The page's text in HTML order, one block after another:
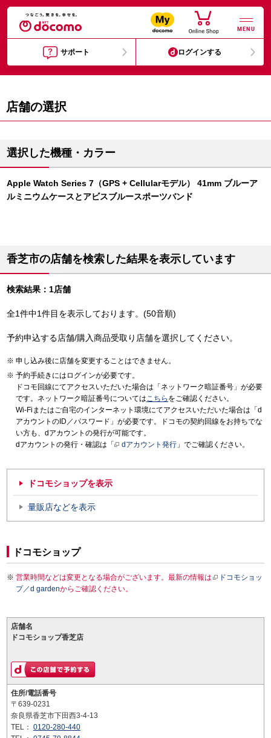
MENU
サポート ログインする
店舗の選択
選択した機種・カラー
Apple Watch Series 7（GPS + Cellularモデル） 41mm ブルーア
ルミニウムケースとアビスブルースポーツバンド
香芝市の店舗を検索した結果を表示しています
検索結果：1店舗
全1件中1件目を表示しております。(50音順)
予約申込する店舗/購入商品受取り店舗を選択してください。
申し込み後に店舗を変更することはできません。
予約手続きにはログインが必要です。
ドコモ回線にてアクセスいただいた場合は「ネットワーク暗証番号」が必要
です。ネットワーク暗証番号についてはこちら をご確認ください。
Wi-Fiまたはご自宅のインターネット環境にてアクセスいただいた場合は「d
アカウントのID／パスワード」が必要です。ドコモの契約回線をお持ちでな
い方も、dアカウントの発行が可能です。
dアカウントの発行・確認は「
dアカウント発行 」でご確認ください。
ドコモショップを表示
量販店などを表示
ドコモショップ
営業時間などは変更となる場合がございます。最新の情報は
ドコモショッ
プ／d gardenからご確認ください。
店舗名
ドコモショップ香芝店
住所/電話番号
〒639-0231
奈良県香芝市下田西3-4-13
TEL： 0120-280-440